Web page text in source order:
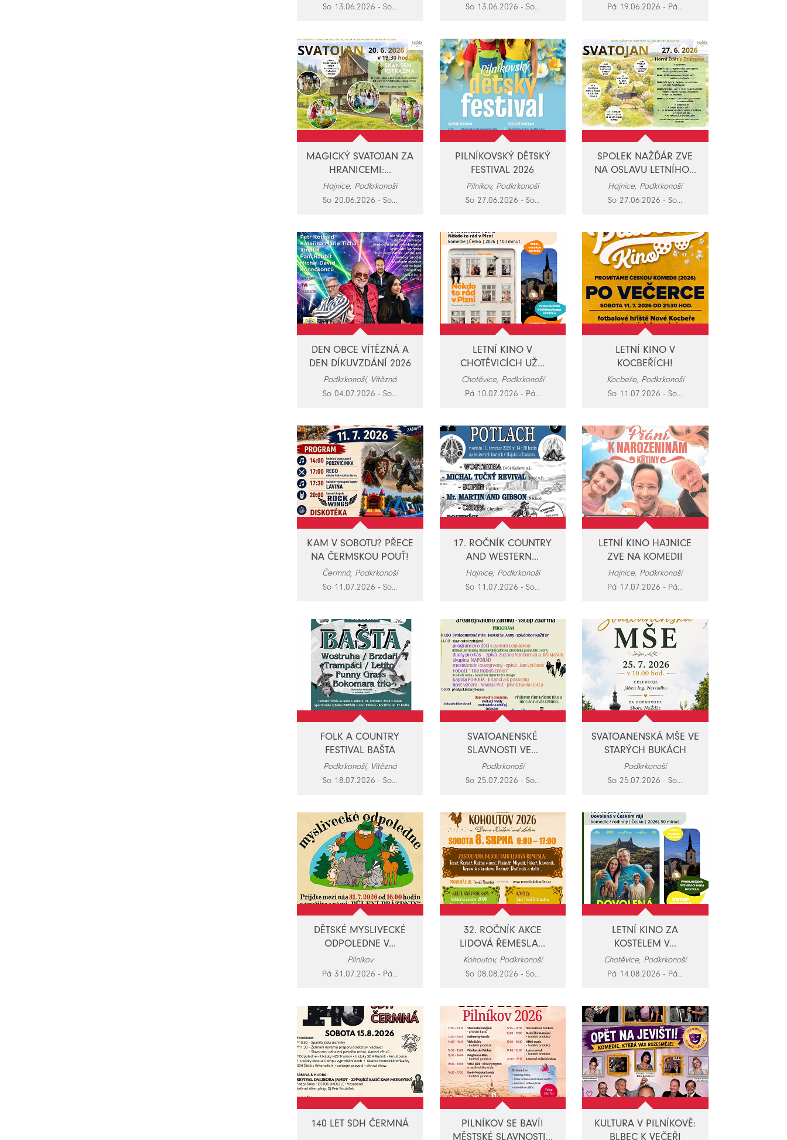
So 13.06.2026 - So...
So 13.06.2026 - So...
Pá 19.06.2026 - Pá...
MAGICKÝ SVATOJAN ZA
HRANICEMI:...
Hajnice, Podkrkonoší
So 20.06.2026 - So...
PILNÍKOVSKÝ DĚTSKÝ
FESTIVAL 2026
Pilníkov, Podkrkonoší
So 27.06.2026 - So...
SPOLEK NAŽĎÁR ZVE
NA OSLAVU LETNÍHO...
Hajnice, Podkrkonoší
So 27.06.2026 - So...
DEN OBCE VÍTĚZNÁ A
DEN DÍKUVZDÁNÍ 2026
Podkrkonoší, Vítězná
So 04.07.2026 - So...
LETNÍ KINO V
CHOTĚVICÍCH UŽ...
Chotěvice, Podkrkonoší
Pá 10.07.2026 - Pá...
LETNÍ KINO V
KOCBEŘÍCH!
Kocbeře, Podkrkonoší
So 11.07.2026 - So...
KAM V SOBOTU? PŘECE
NA ČERMSKOU POUŤ!
Čermná, Podkrkonoší
So 11.07.2026 - So...
17. ROČNÍK COUNTRY
AND WESTERN...
Hajnice, Podkrkonoší
So 11.07.2026 - So...
LETNÍ KINO HAJNICE
ZVE NA KOMEDII
Hajnice, Podkrkonoší
Pá 17.07.2026 - Pá...
FOLK A COUNTRY
FESTIVAL BAŠTA
Podkrkonoší, Vítězná
So 18.07.2026 - So...
SVATOANENSKÉ
SLAVNOSTI VE...
Podkrkonoší
So 25.07.2026 - So...
SVATOANENSKÁ MŠE VE
STARÝCH BUKÁCH
Podkrkonoší
So 25.07.2026 - So...
DĚTSKÉ MYSLIVECKÉ
ODPOLEDNE V...
Pilníkov
Pá 31.07.2026 - Pá...
32. ROČNÍK AKCE
LIDOVÁ ŘEMESLA...
Kohoutov, Podkrkonoší
So 08.08.2026 - So...
LETNÍ KINO ZA
KOSTELEM V...
Chotěvice, Podkrkonoší
Pá 14.08.2026 - Pá...
140 LET SDH ČERMNÁ
PILNÍKOV SE BAVÍ!
MĚSTSKÉ SLAVNOSTI...
KULTURA V PILNÍKOVĚ:
BLBEC K VEČEŘI